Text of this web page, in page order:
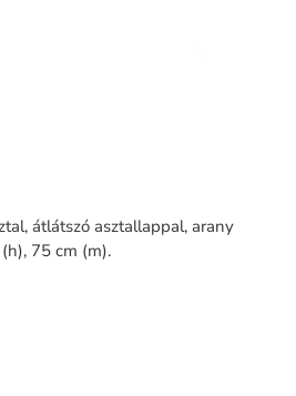
átlátszó asztallappal, arany
75 cm (m).